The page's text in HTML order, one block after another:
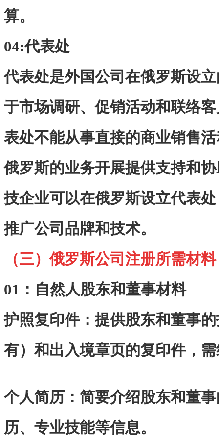
算。
04:代表处
代表处是外国公司在俄罗斯设
于市场调研、促销活动和联络
表处不能从事直接的商业销售
俄罗斯的业务开展提供支持和
技企业可以在俄罗斯设立代表
推广公司品牌和技术。
（三）俄罗斯公司注册所需材料
01： 自然人股东和董事材料
护照复印件：提供股东和董事
有）和出入境章页的复印件，
个人简历：简要介绍股东和董
历、专业技能等信息。